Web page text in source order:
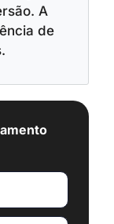
A
de